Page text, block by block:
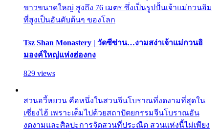
ขาวขนาดใหญ่ สูงถึง 76 เมตร ซึ่งเป็นรูปปั้นเจ้าแม่กวนอิม
ที่สูงเป็นอันดับต้นๆ ของโลก
Tsz Shan Monastery | วัดซีซ่าน…งามสง่าเจ้าแม่กวนอิ
มองค์ใหญ่แห่งฮ่องกง
829 views
สวนอวี้หยวน คือหนึ่งในสวนจีนโบราณที่งดงามที่สุดใน
เซี่ยงไฮ้ เพราะเต็มไปด้วยสถาปัตยกรรมจีนโบราณอัน
งดงามและศิลปะการจัดสวนที่ประณีต สวนแห่งนี้ไม่เพียง